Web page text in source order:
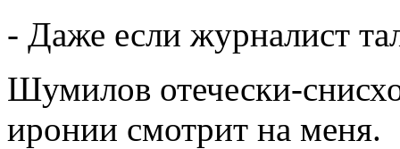
- Даже если журналист
Шумилов отечески-
иронии смотрит на меня.